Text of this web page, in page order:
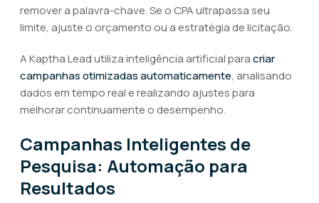
remover a palavra-chave. Se o CPA ultrapassa seu
limite, ajuste o orçamento ou a estratégia de licitação.
A Kaptha Lead utiliza inteligência artificial paracriar
campanhas otimizadas automaticamente, analisando
dados em tempo real e realizando ajustes para
melhorar continuamente o desempenho.
Campanhas Inteligentes de
Pesquisa: Automação para
Resultados